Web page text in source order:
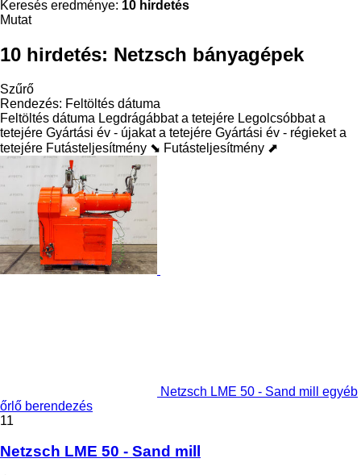
Keresés eredménye: 10 hirdetés
Mutat
10 hirdetés: Netzsch bányagépek
Szűrő
Rendezés: Feltöltés dátuma
Feltöltés dátuma Legdrágábbat a tetejére Legolcsóbbat a
tetejére Gyártási év - újakat a tetejére Gyártási év - régieket a
tetejére Futásteljesítmény ⬊ Futásteljesítmény ⬈
Netzsch LME 50 - Sand mill egyéb
őrlő berendezés
11
Netzsch LME 50 - Sand mill